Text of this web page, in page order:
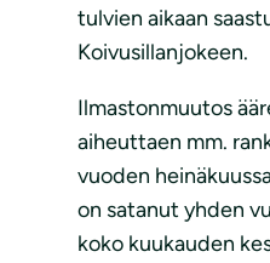
tulvien aikaan
Koivusillanjokeen.
Ilmastonmuutos
aiheuttaen mm.
vuoden
on satanut yhden
koko kuukauden